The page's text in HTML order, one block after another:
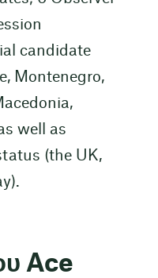
candidate
Montenegro,
well as
(the UK,
Ace